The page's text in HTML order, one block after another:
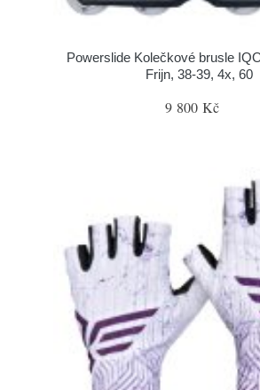
Powerslide Kolečkové brusle
Frijn, 38-39, 4x, 60
9 800 Kč